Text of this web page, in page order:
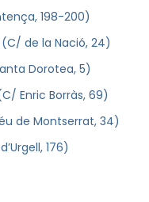
198-200)
de la Nació, 24)
Dorotea, 5)
Enric Borràs, 69)
de Montserrat, 34)
176)